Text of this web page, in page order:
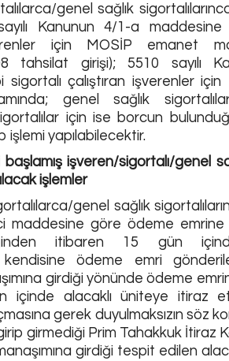
genel sağlık
Kanunun 4/1-a
için MOSİP emanet
tahsilat girişi); 5510 sayılı
çalıştıran işverenler için
genel sağlık
için ise borcun
işlemi yapılabilecektir.
işveren/sigortalı/genel
işlemler
genel sağlık
maddesine göre ödeme
itibaren 15 gün
kendisine ödeme emri
girdiği yönünde ödeme
içinde alacaklı üniteye itiraz
gerek duyulmaksızın söz
girmediği Prim Tahakkuk İtiraz
girdiği tespit edilen